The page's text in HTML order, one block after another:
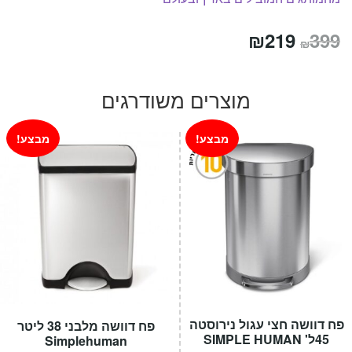
₪399 המחיר
₪219
הוא:
₪219.
מוצרים משודרגים
פח דוושה מלבני 38 ליטר
Simplehuman
מבצע!
פח דוושה חצי עגול נירוסטה
45ל' SIMPLE HUMAN
מבצע!